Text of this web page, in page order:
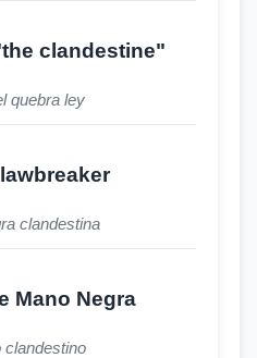
clandestine"
quebra ley
clandestina
Mano Negra
clandestino